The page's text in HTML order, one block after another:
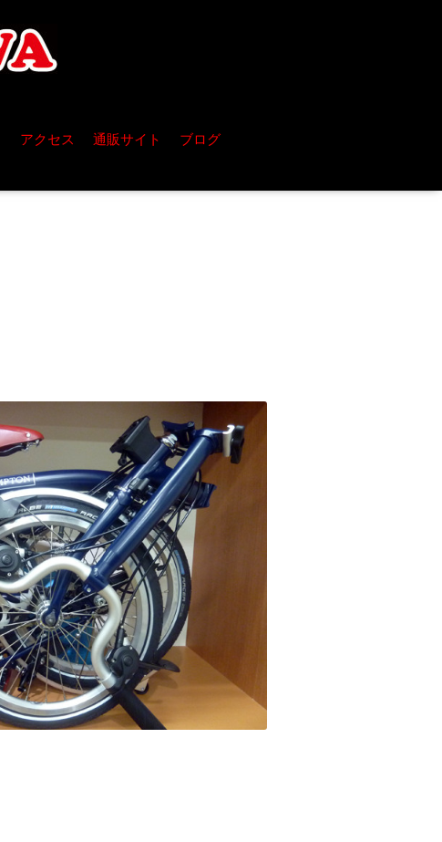
アクセス 通販サイト
ブログ